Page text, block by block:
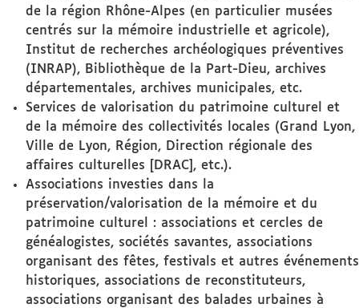
de la région Rhône-Alpes (en particulier musées
centrés sur la mémoire industrielle et agricole),
Institut de recherches archéologiques préventives
(INRAP), Bibliothèque de la Part-Dieu, archives
départementales, archives municipales, etc.
Services de valorisation du patrimoine culturel et
de la mémoire des collectivités locales (Grand Lyon,
Ville de Lyon, Région, Direction régionale des
affaires culturelles [DRAC], etc.).
Associations investies dans la
préservation/valorisation de la mémoire et du
patrimoine culturel : associations et cercles de
généalogistes, sociétés savantes, associations
organisant des fêtes, festivals et autres événements
historiques, associations de reconstituteurs,
associations organisant des balades urbaines à